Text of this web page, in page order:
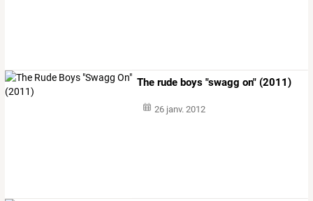
The rude boys "swagg on" (2011)
26 janv. 2012